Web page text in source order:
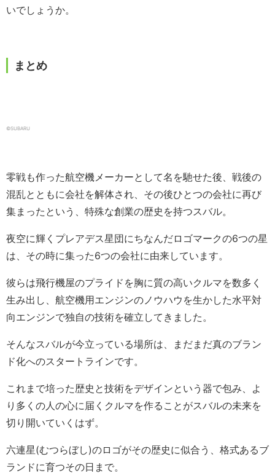
いでしょうか。
まとめ
©SUBARU
零戦も作った航空機メーカーとして名を馳せた後、戦後の
混乱とともに会社を解体され、その後ひとつの会社に再び
集まったという、特殊な創業の歴史を持つスバル。
夜空に輝くプレアデス星団にちなんだロゴマークの6つの星
は、その時に集った6つの会社に由来しています。
彼らは飛行機屋のプライドを胸に質の高いクルマを数多く
生み出し、航空機用エンジンのノウハウを生かした水平対
向エンジンで独自の技術を確立してきました。
そんなスバルが今立っている場所は、まだまだ真のブラン
ド化へのスタートラインです。
これまで培った歴史と技術をデザインという器で包み、よ
り多くの人の心に届くクルマを作ることがスバルの未来を
切り開いていくはず。
六連星(むつらぼし)のロゴがその歴史に似合う、格式あるブ
ランドに育つその日まで。